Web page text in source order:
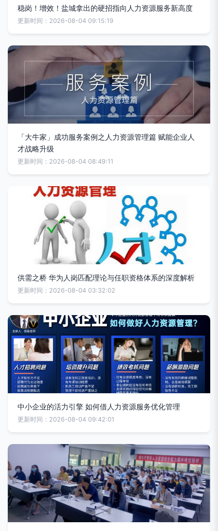
稳岗！增效！盐城拿出的硬招指向人力资源服务新高度
更新时间：2026-08-04 09:15:19
「大牛家」成功服务案例之人力资源管理篇 赋能企业人
才战略升级
更新时间：2026-08-04 08:49:11
供需之桥 华为人岗匹配理论与任职资格体系的深度解析
更新时间：2026-08-04 03:32:02
中小企业的活力引擎 如何借人力资源服务优化管理
更新时间：2026-08-04 09:42:01